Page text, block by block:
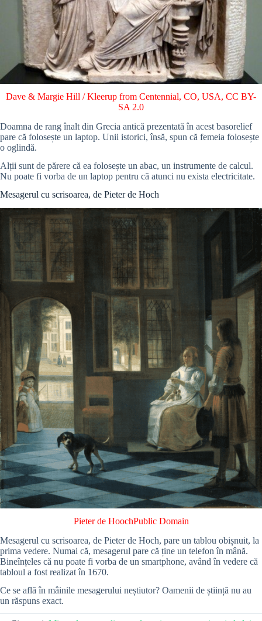
Dave & Margie Hill / Kleerup from Centennial, CO, USA, CC BY-
SA 2.0
Doamna de rang înalt din Grecia antică prezentată în acest basorelief
pare că folosește un laptop. Unii istorici, însă, spun că femeia folosește
o oglindă.
Alții sunt de părere că ea folosește un abac, un instrumente de calcul.
Nu poate fi vorba de un laptop pentru că atunci nu exista electricitate.
Mesagerul cu scrisoarea, de Pieter de Hoch
Pieter de HoochPublic Domain
Mesagerul cu scrisoarea, de Pieter de Hoch, pare un tablou obișnuit, la
prima vedere. Numai că, mesagerul pare că ține un telefon în mână.
Bineînțeles că nu poate fi vorba de un smartphone, având în vedere că
tabloul a fost realizat în 1670.
Ce se află în mâinile mesagerului neștiutor? Oamenii de știință nu au
un răspuns exact.